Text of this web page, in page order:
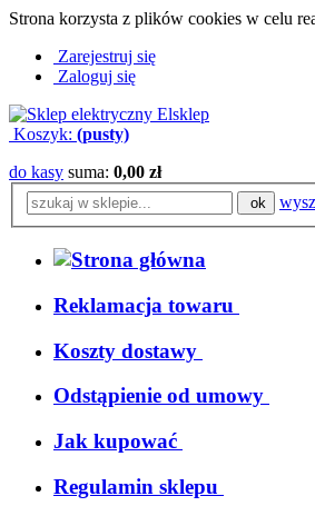
Strona korzysta z plików cookies w celu
Zarejestruj się
Zaloguj się
Koszyk: (pusty)
do kasy suma: 0,00 zł
ok
Reklamacja towaru
Koszty dostawy
Odstąpienie od umowy
Jak kupować
Regulamin sklepu